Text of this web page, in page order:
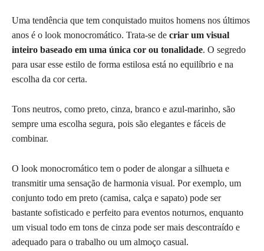
Uma tendência que tem conquistado muitos homens nos últimos
anos é o look monocromático. Trata-se de criar um visual
inteiro baseado em uma única cor ou tonalidade. O segredo
para usar esse estilo de forma estilosa está no equilíbrio e na
escolha da cor certa.
Tons neutros, como preto, cinza, branco e azul-marinho, são
sempre uma escolha segura, pois são elegantes e fáceis de
combinar.
O look monocromático tem o poder de alongar a silhueta e
transmitir uma sensação de harmonia visual. Por exemplo, um
conjunto todo em preto (camisa, calça e sapato) pode ser
bastante sofisticado e perfeito para eventos noturnos, enquanto
um visual todo em tons de cinza pode ser mais descontraído e
adequado para o trabalho ou um almoço casual.